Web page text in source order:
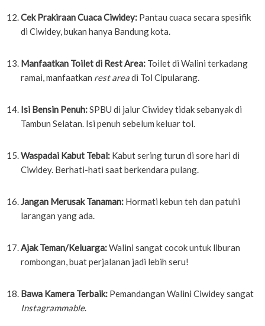
Cek Prakiraan Cuaca Ciwidey: Pantau cuaca secara spesifik
di Ciwidey, bukan hanya Bandung kota.
Manfaatkan Toilet di Rest Area: Toilet di Walini terkadang
ramai, manfaatkan rest areadi Tol Cipularang.
Isi Bensin Penuh:SPBU di jalur Ciwidey tidak sebanyak di
Tambun Selatan. Isi penuh sebelum keluar tol.
Waspadai Kabut Tebal: Kabut sering turun di sore hari di
Ciwidey. Berhati-hati saat berkendara pulang.
Jangan Merusak Tanaman: Hormati kebun teh dan patuhi
larangan yang ada.
Ajak Teman/Keluarga:Walini sangat cocok untuk liburan
rombongan, buat perjalanan jadi lebih seru!
Bawa Kamera Terbaik: Pemandangan Walini Ciwidey sangat
Instagrammable.